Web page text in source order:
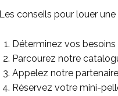
Les conseils pour louer
Déterminez vos
Parcourez notre
Appelez notre
Réservez votre mini-